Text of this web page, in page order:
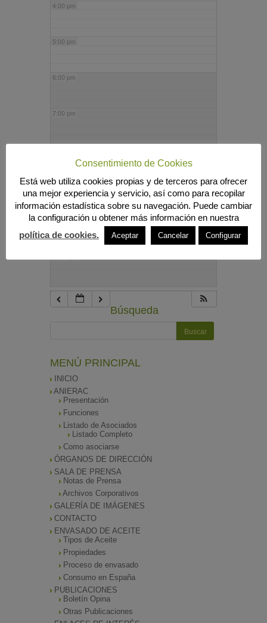
4:00 pm
5:00 pm
6:00 pm
7:00 pm
9:00 pm
10:00 pm
Búsqueda
MENÚ PRINCIPAL
INICIO
ANIERAC
Presentación
Funciones
Listado de Asociados
Listado Completo
Como asociarse
ÓRGANOS DE DIRECCIÓN
SALA DE PRENSA
Notas de Prensa
Archivos Corporativos
GALERÍA DE IMÁGENES
CONTACTO
ENVASADO DE ACEITE
Tipos de Aceite
Propiedades
Proceso de envasado
Consumo en España
PUBLICACIONES
Boletín Opina
Otras Publicaciones
Consentimiento de Cookies
Está web utiliza cookies propias y de terceros para ofrecer
una mejor experiencia y servicio, así como para recopilar
información estadística sobre su navegación. Puede cambiar
la configuración u obtener más información en nuestra
política de cookies.
Aceptar Cancelar Configurar